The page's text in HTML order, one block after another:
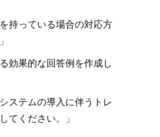
持っている場合の対応方
効果的な回答例を作成し
ステムの導入に伴うトレ
てください。」